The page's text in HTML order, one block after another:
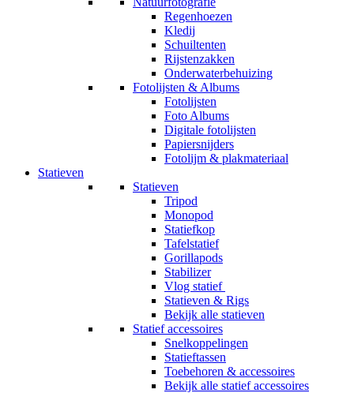
Regenhoezen
Kledij
Schuiltenten
Rijstenzakken
Onderwaterbehuizing
Fotolijsten & Albums
Fotolijsten
Foto Albums
Digitale fotolijsten
Papiersnijders
Fotolijm & plakmateriaal
Statieven
Statieven
Tripod
Monopod
Statiefkop
Tafelstatief
Gorillapods
Stabilizer
Vlog statief
Statieven & Rigs
Bekijk alle statieven
Statief accessoires
Snelkoppelingen
Statieftassen
Toebehoren & accessoires
Bekijk alle statief accessoires